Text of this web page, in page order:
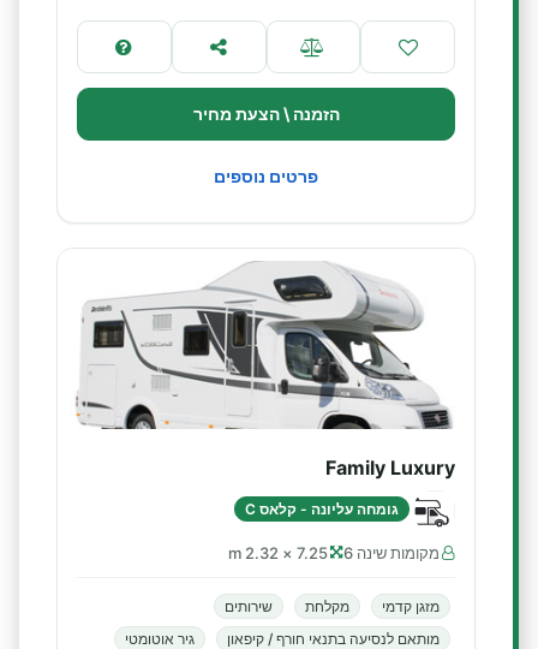
הזמנה \ הצעת מחיר
פרטים נוספים
Family Luxury
גומחה עליונה - קלאס C
מקומות שינה 6 7.25 × 2.32 m
מזגן קדמי מקלחת
שירותים
מותאם לנסיעה בתנאי חורף / קיפאון
גיר אוטומטי